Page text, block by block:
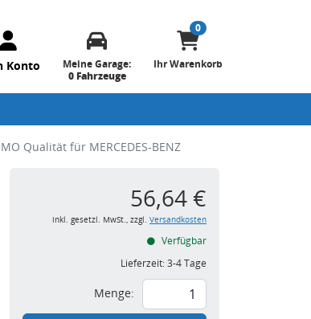
Konto
Meine Garage:
0 Fahrzeuge
0
Ihr Warenkorb
Qualität für MERCEDES-BENZ
56,64 €
inkl. gesetzl. MwSt., zzgl. Versandkosten
Verfügbar
Lieferzeit:3-4 Tage
Menge: